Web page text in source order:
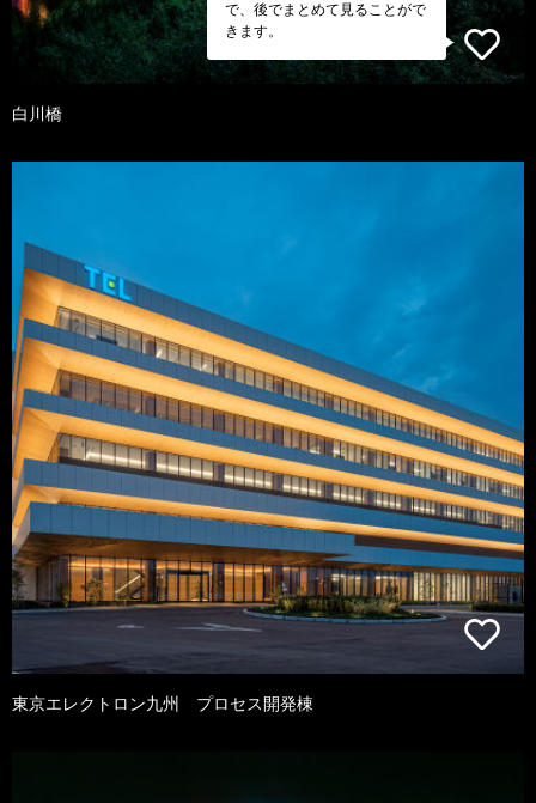
で、後でまとめて見ることがで
きます。
白川橋
東京エレクトロン九州 プロセス開発棟